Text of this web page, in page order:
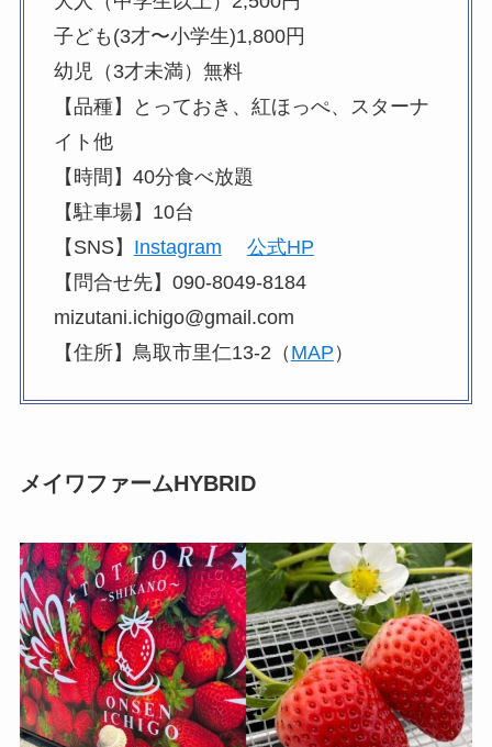
子ども(3才〜小学生)1,800円
幼児（3才未満）無料
【品種】とっておき、紅ほっぺ、スターナ
イト他
【時間】40分食べ放題
【駐車場】10台
【SNS】 Instagram
公式HP
【問合せ先】090-8049-8184
mizutani.ichigo@gmail.com
【住所】鳥取市里仁13-2（ MAP ）
メイワファームHYBRID